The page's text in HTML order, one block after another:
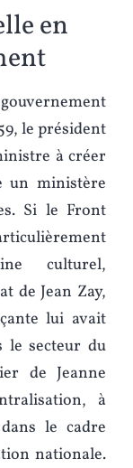
en
le président
à créer
un ministère
Si le Front
culturel,
de Jean Zay,
lui avait
le secteur du
de Jeanne
à
le cadre
nationale.